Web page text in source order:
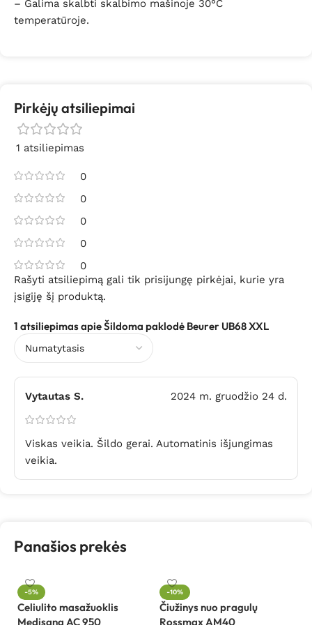
– Galima skalbti skalbimo mašinoje 30°C
temperatūroje.
Pirkėjų atsiliepimai
1 atsiliepimas
0
0
0
0
0
1 atsiliepimas apieŠildoma paklodė Beurer UB68 XXL
Vytautas S. 2024 m. gruodžio 24 d.
Viskas veikia. Šildo gerai. Automatinis išjungimas
veikia.
Rašyti atsiliepimą gali tik prisijungę pirkėjai, kurie yra
įsigiję šį produktą.
Panašios prekės
-5%
Celiulito masažuoklis
Medisana AC 950
-10%
Čiužinys nuo pragulų
Rossmax AM40